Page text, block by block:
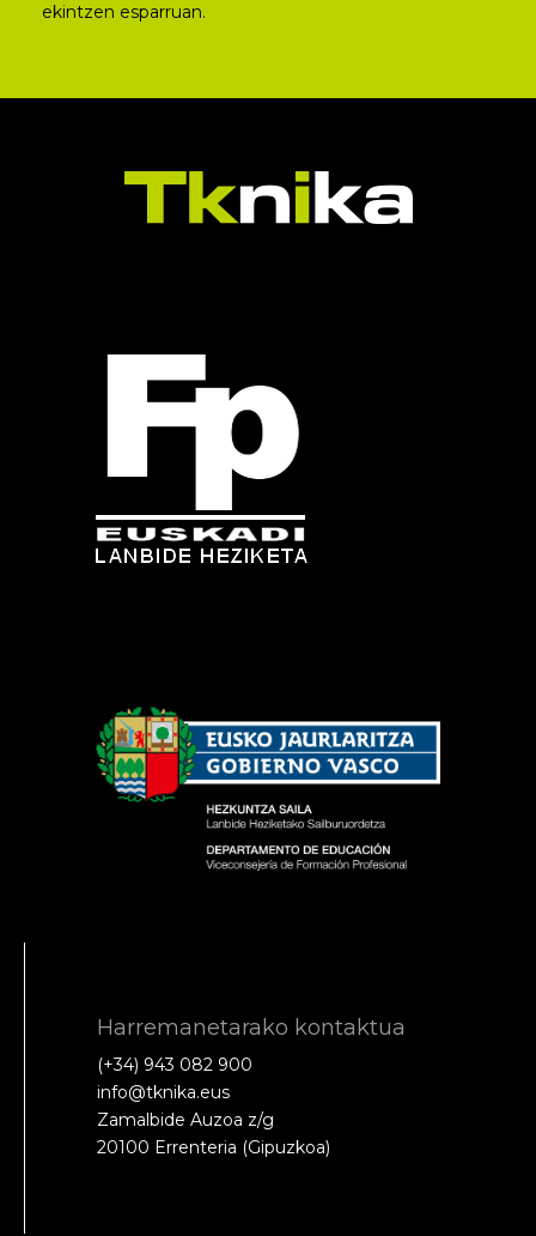
ekintzen esparruan.
Harremanetarako kontaktua
(+34) 943 082 900
info@tknika.eus
Zamalbide Auzoa z/g
20100 Errenteria (Gipuzkoa)